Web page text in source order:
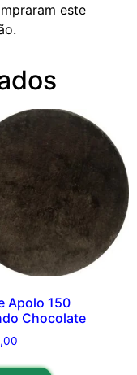
este
Apolo 150
Chocolate